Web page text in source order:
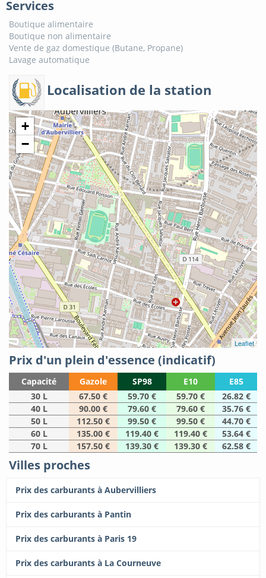
Services
Boutique alimentaire
Boutique non alimentaire
Vente de gaz domestique (Butane, Propane)
Lavage automatique
Localisation de la station
+
−
Leaflet
Prix d'un plein d'essence (indicatif)
Capacité Gazole SP98 E10
E85
30 L
67.50 € 59.70 € 59.70 €
26.82 €
40 L
90.00 € 79.60 € 79.60 €
35.76 €
50 L
112.50 € 99.50 € 99.50 €
44.70 €
60 L
135.00 € 119.40 € 119.40 €
53.64 €
70 L
157.50 € 139.30 € 139.30 € 62.58 €
Villes proches
Prix des carburants à Aubervilliers
Prix des carburants à Pantin
Prix des carburants à Paris 19
Prix des carburants à La Courneuve